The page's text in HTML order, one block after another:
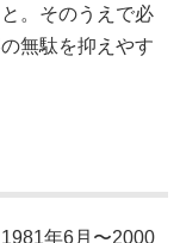
。そのうえで必
無駄を抑えやす
年6月〜2000